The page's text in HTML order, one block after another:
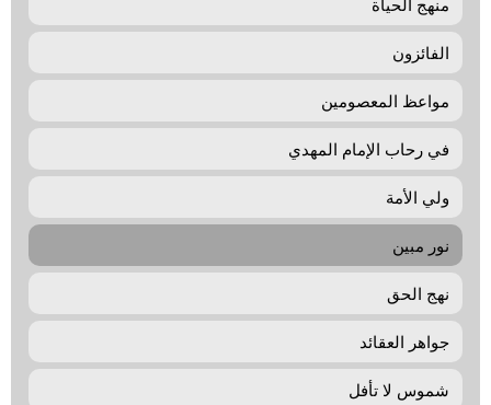
منهج الحياة
الفائزون
مواعظ المعصومين
في رحاب الإمام المهدي
ولي الأمة
نور مبين
نهج الحق
جواهر العقائد
شموس لا تأفل